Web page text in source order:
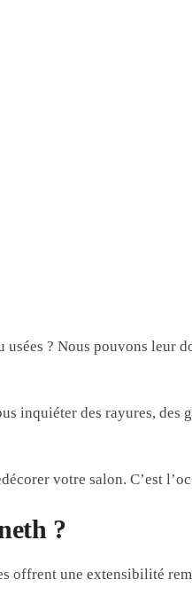
usées ? Nous pouvons leur
inquiéter des rayures, des
votre salon. C’est
?
offrent une extensibilité